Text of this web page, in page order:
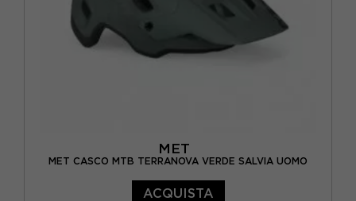
MET
MET CASCO MTB TERRANOVA VERDE SALVIA UOMO
ACQUISTA